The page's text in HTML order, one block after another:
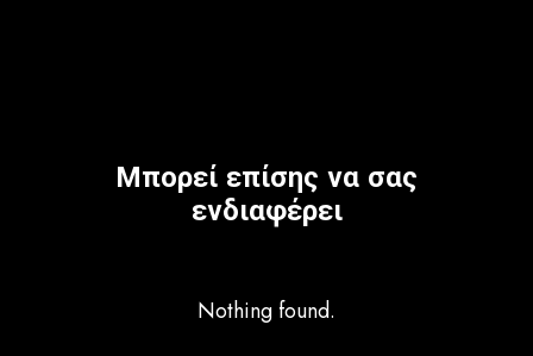
Μπορεί επίσης να σας
ενδιαφέρει
Nothing found.